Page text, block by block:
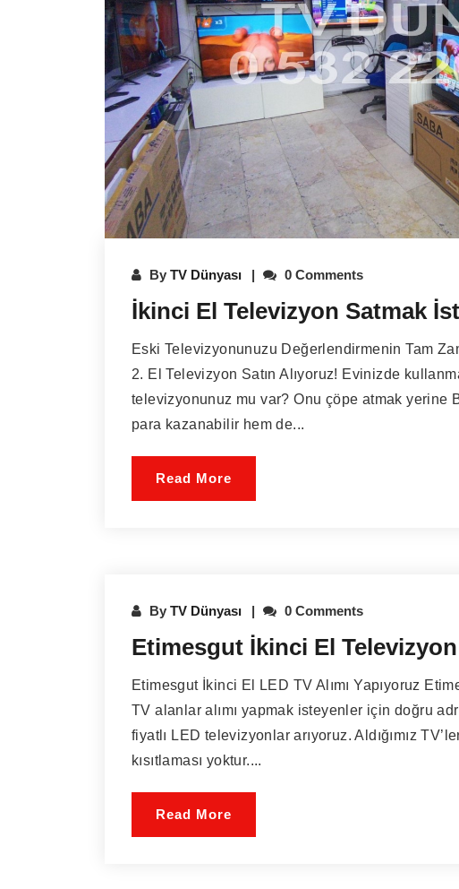
By TV Dünyası 0 Comments
İkinci El Televizyon Satmak
Eski Televizyonunuzu Değerlendirmenin Tam
2. El Televizyon Satın Alıyoruz! Evinizde
televizyonunuz mu var? Onu çöpe atmak yerine
para kazanabilir hem de...
Read More
By TV Dünyası 0 Comments
Etimesgut İkinci El
Etimesgut İkinci El LED TV Alımı Yapıyoruz
TV alanlar alımı yapmak isteyenler için doğru
fiyatlı LED televizyonlar arıyoruz. Aldığımız
kısıtlaması yoktur....
Read More